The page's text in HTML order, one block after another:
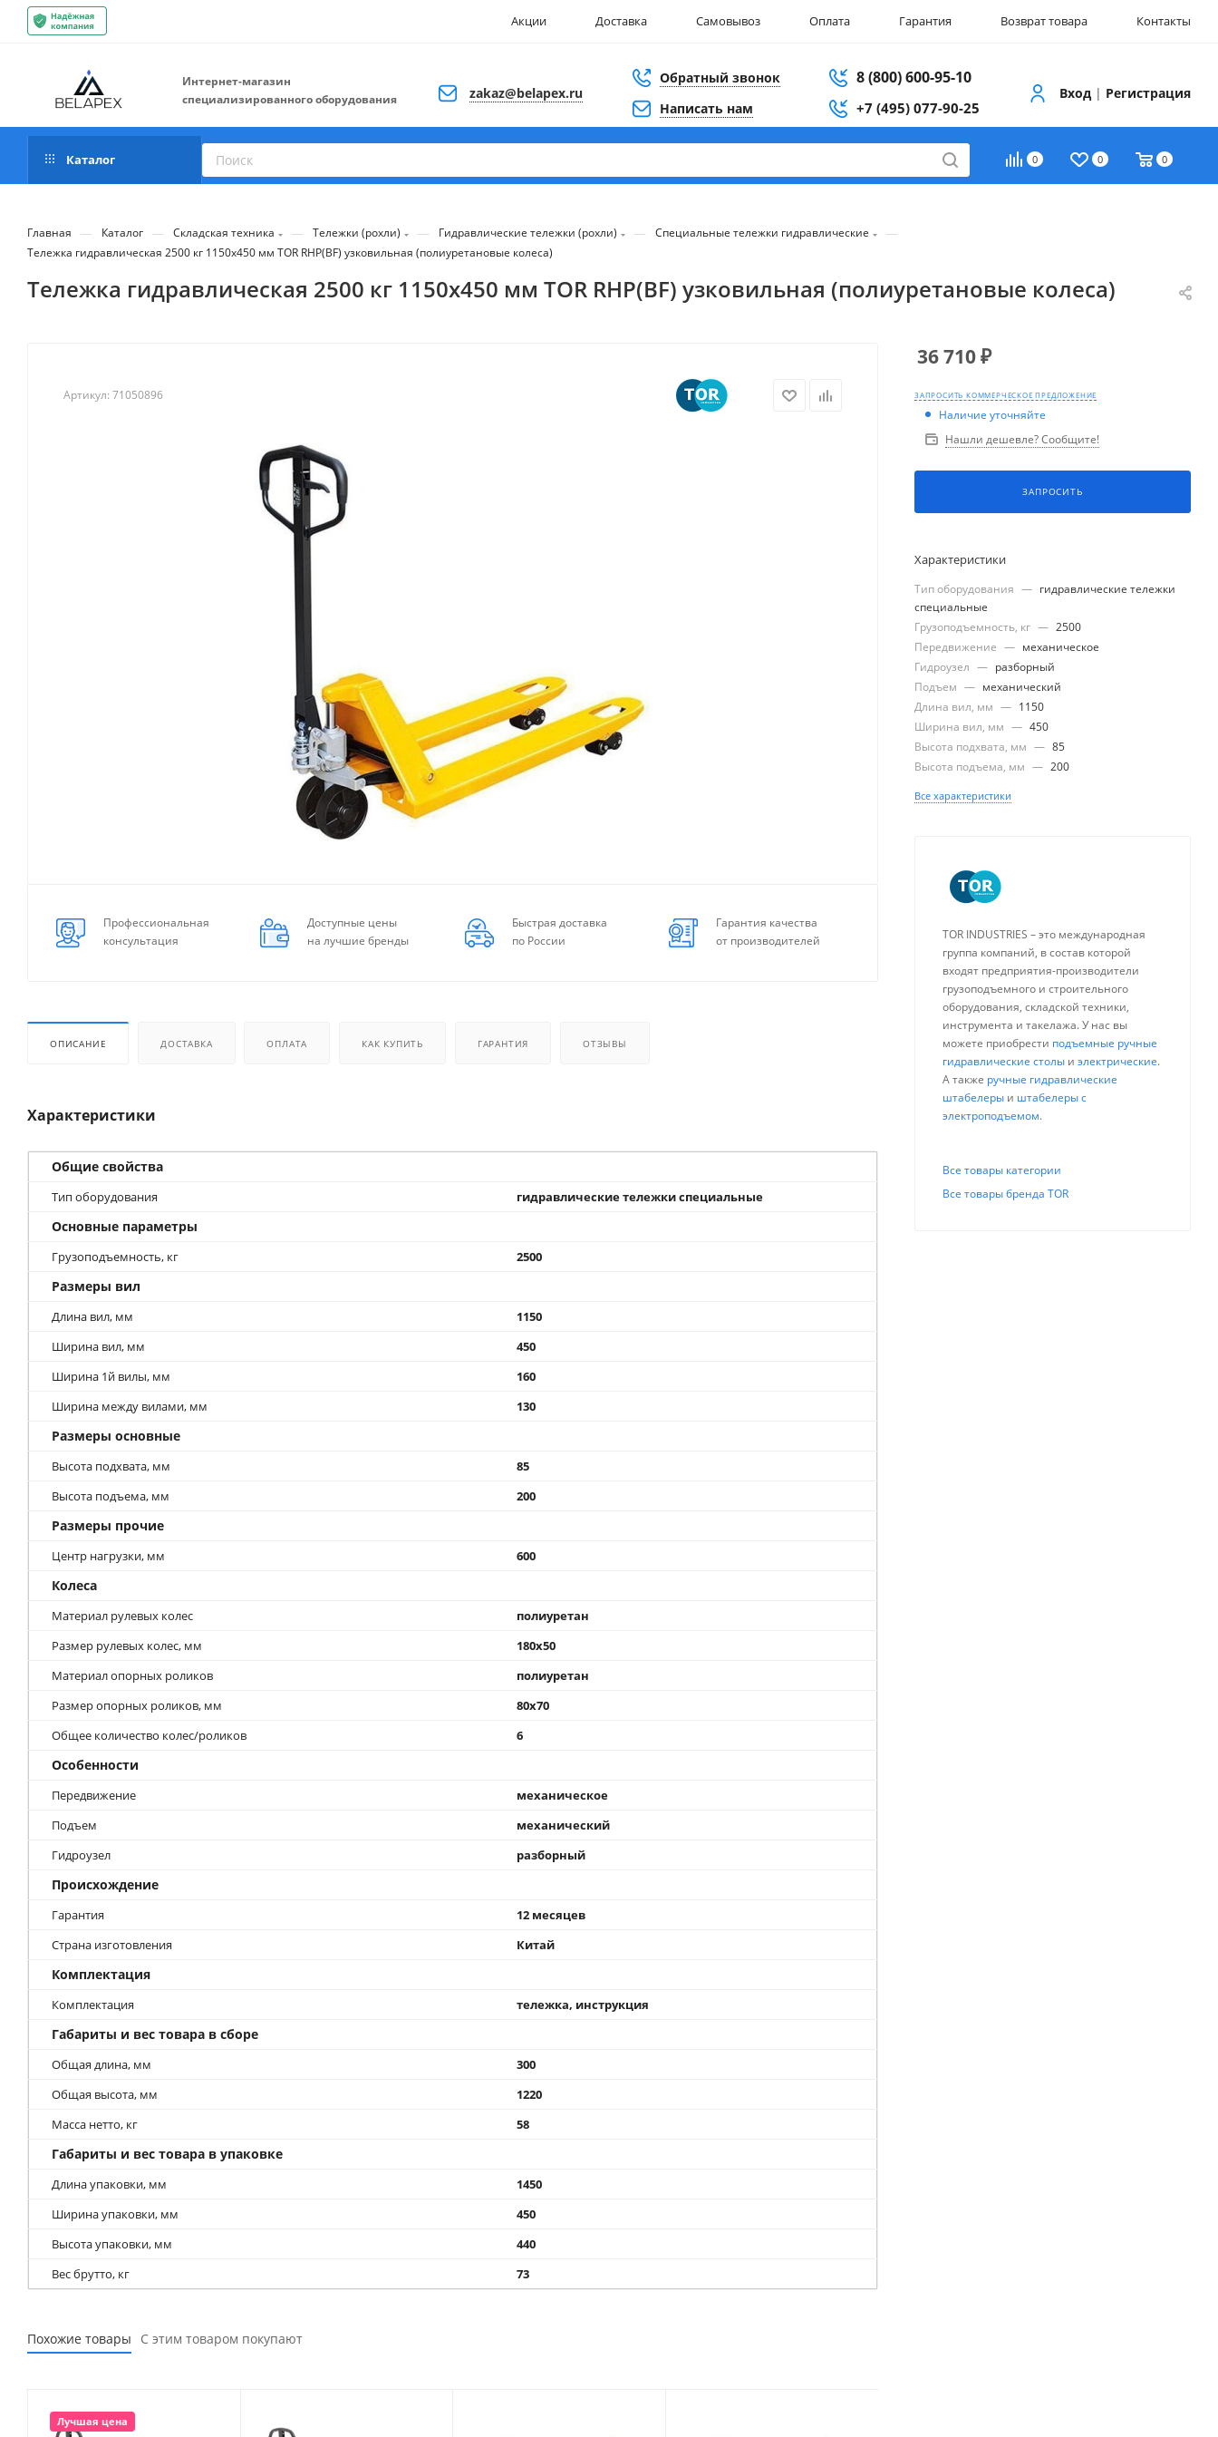
Акции Доставка Самовывоз Оплата Гарантия Возврат товара Контакты
Интернет-магазин
специализированного оборудования
zakaz@belapex.ru
Обратный звонок
Написать нам
8 (800) 600-95-10
+7 (495) 077-90-25
Вход | Регистрация
0 0 0
Каталог
Главная — Каталог — Складская техника — Тележки (рохли) — Гидравлические тележки (рохли) — Специальные тележки гидравлические —
Тележка гидравлическая 2500 кг 1150х450 мм TOR RHP(BF) узковильная (полиуретановые колеса)
Тележка гидравлическая 2500 кг 1150х450 мм TOR RHP(BF) узковильная (полиуретановые колеса)
Артикул: 71050896
Профессиональная
консультация
Доступные цены
на лучшие бренды
Быстрая доставка
по России
Гарантия качества
от производителей
ОПИСАНИЕ ДОСТАВКА ОПЛАТА КАК КУПИТЬ ГАРАНТИЯ ОТЗЫВЫ
Характеристики
Общие свойства
Тип оборудования гидравлические тележки специальные
Основные параметры
Грузоподъемность, кг 2500
Размеры вил
Длина вил, мм
1150
Ширина вил, мм
450
Ширина 1й вилы, мм
160
Ширина между вилами, мм
130
Размеры основные
Высота подхвата, мм
85
Высота подъема, мм
200
Размеры прочие
Центр нагрузки, мм 600
Колеса
Материал рулевых колес
полиуретан
Размер рулевых колес, мм
180x50
Материал опорных роликов
полиуретан
Размер опорных роликов, мм
80x70
Общее количество колес/роликов
6
Особенности
Передвижение
механическое
Подъем
механический
Гидроузел
разборный
Происхождение
Гарантия
12 месяцев
Страна изготовления
Китай
Комплектация
Комплектация тележка, инструкция
Габариты и вес товара в сборе
Общая длина, мм
300
Общая высота, мм
1220
Масса нетто, кг
58
Габариты и вес товара в упаковке
Длина упаковки, мм
1450
Ширина упаковки, мм
450
Высота упаковки, мм
440
Вес брутто, кг
73
Похожие товары С этим товаром покупают
Лучшая цена
36 710₽
ЗАПРОСИТЬ КОММЕРЧЕСКОЕ ПРЕДЛОЖЕНИЕ
Наличие уточняйте
Нашли дешевле? Сообщите!
ЗАПРОСИТЬ
Характеристики
Тип оборудования — гидравлические тележки
специальные
Грузоподъемность, кг — 2500
Передвижение — механическое
Гидроузел — разборный
Подъем — механический
Длина вил, мм — 1150
Ширина вил, мм — 450
Высота подхвата, мм — 85
Высота подъема, мм — 200
Все характеристики
TOR INDUSTRIES – это международная
группа компаний, в состав которой
входят предприятия-производители
грузоподъемного и строительного
оборудования, складской техники,
инструмента и такелажа. У нас вы
можете приобрести подъемные ручные
гидравлические столы и электрические.
А также ручные гидравлические
штабелеры и штабелеры с
электроподъемом.
Все товары категории
Все товары бренда TOR